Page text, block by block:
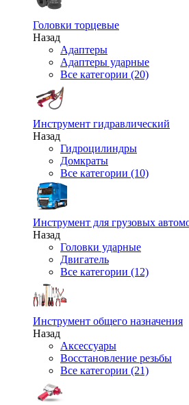
Головки торцевые
Назад
Адаптеры
Адаптеры ударные
Все категории (20)
Инструмент гидравлический
Назад
Гидроцилиндры
Домкраты
Все категории (10)
Инструмент для грузовых
Назад
Головки ударные
Двигатель
Все категории (12)
Инструмент общего назначения
Назад
Аксессуары
Восстановление резьбы
Все категории (21)